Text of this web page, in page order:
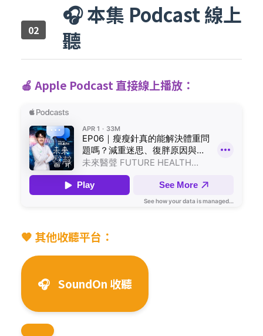
🎧 本集 Podcast 線上
聽
🍎 Apple Podcast 直接線上播放：
🧡 其他收聽平台：
🎧 SoundOn 收聽